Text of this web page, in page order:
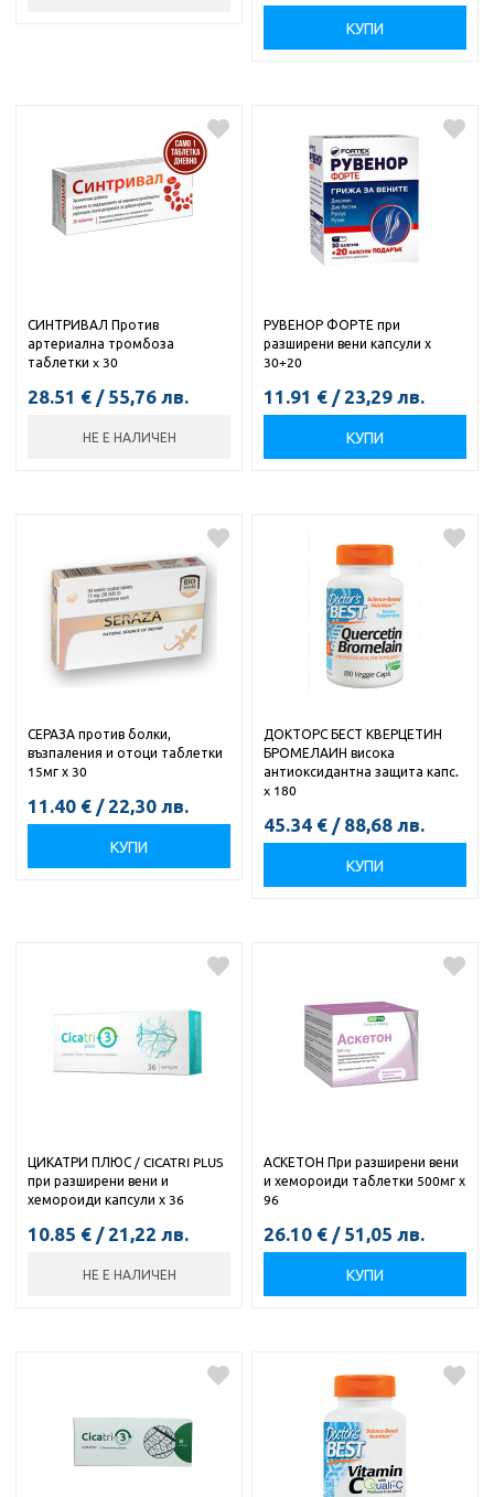
КУПИ
СИНТРИВАЛ Против
артериална тромбоза
таблетки x 30
28.51 € / 55,76 лв.
НЕ Е НАЛИЧЕН
РУВЕНОР ФОРТЕ при
разширени вени капсули х
30+20
11.91 € / 23,29 лв.
КУПИ
СЕРАЗА против болки,
възпаления и отоци таблетки
15мг х 30
11.40 € / 22,30 лв.
КУПИ
ДОКТОРС БЕСТ КВЕРЦЕТИН
БРОМЕЛАИН висока
антиоксидантна защита капс.
x 180
45.34 € / 88,68 лв.
КУПИ
ЦИКАТРИ ПЛЮС / CICATRI PLUS
при разширени вени и
хемороиди капсули х 36
10.85 € / 21,22 лв.
НЕ Е НАЛИЧЕН
АСКЕТОН При разширени вени
и хемороиди таблетки 500мг х
96
26.10 € / 51,05 лв.
КУПИ